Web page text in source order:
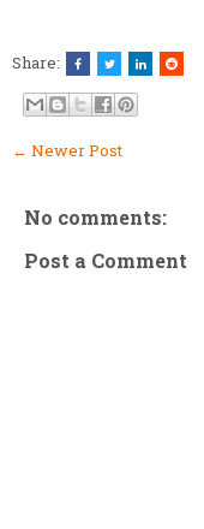
Share:
← Newer Post
No comments:
Post a Comment